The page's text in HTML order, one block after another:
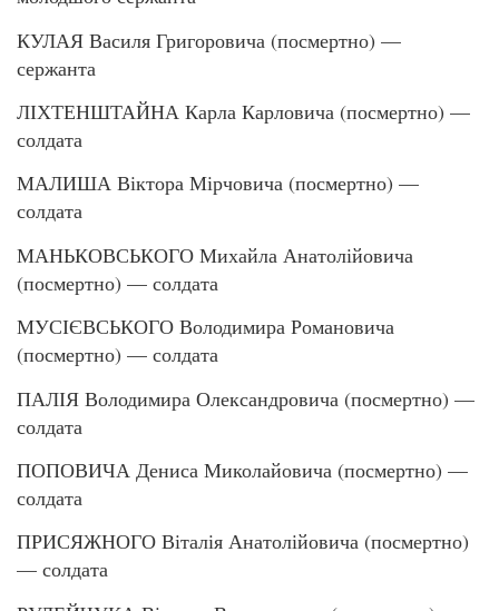
КУЛАЯ Василя Григоровича (посмертно) —
сержанта
ЛІХТЕНШТАЙНА Карла Карловича (посмертно) —
солдата
МАЛИША Віктора Мірчовича (посмертно) —
солдата
МАНЬКОВСЬКОГО Михайла Анатолійовича
(посмертно) — солдата
МУСІЄВСЬКОГО Володимира Романовича
(посмертно) — солдата
ПАЛІЯ Володимира Олександровича (посмертно) —
солдата
ПОПОВИЧА Дениса Миколайовича (посмертно) —
солдата
ПРИСЯЖНОГО Віталія Анатолійовича (посмертно)
— солдата